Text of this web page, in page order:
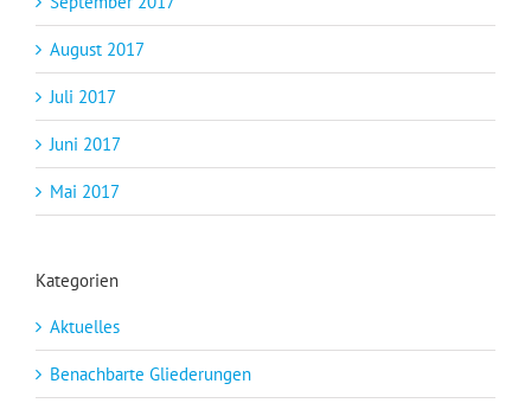
August 2017
Juli 2017
Juni 2017
Mai 2017
Kategorien
Aktuelles
Benachbarte Gliederungen